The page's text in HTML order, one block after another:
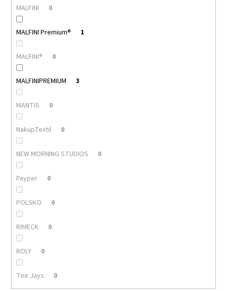
MALFINI 0
MALFINI Premium® 1
MALFINI® 0
MALFINIPREMIUM 3
MANTIS 0
NakupTextil 0
NEW MORNING STUDIOS 0
Payper 0
POLSKO 0
RIMECK 0
ROLY 0
Tee Jays 0